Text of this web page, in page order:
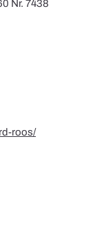
Nr. 7438
roos/